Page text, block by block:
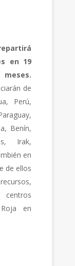
en 19
meses.
de
Perú,
Benín,
Irak,
en
de ellos
en